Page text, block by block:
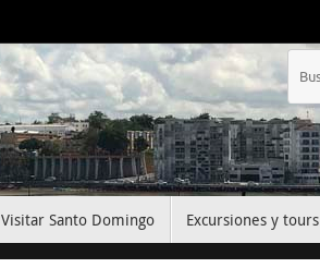
Visitar Santo Domingo Excursiones y tours